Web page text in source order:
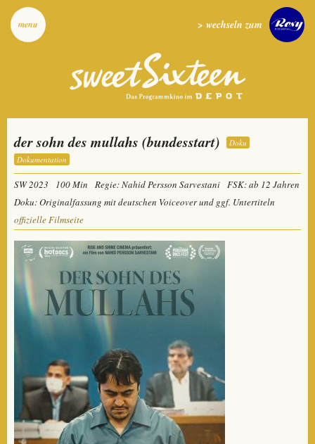
menu > wechseln zum
der sohn des mullahs (bundesstart)
Doku
Dokumentation
SW 2023 100 Min Regie: Nahid Persson Sarvestani FSK: ab 12 Jahren
Doku: Originalfassung mit deutschen Voiceover und ggf. Untertiteln
offizielle Filmseite